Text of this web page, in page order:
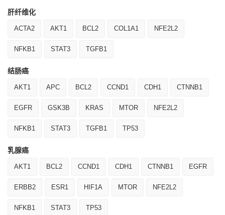
肝纤维化
ACTA2 AKT1 BCL2 COL1A1 NFE2L2
NFKB1 STAT3 TGFB1
结肠癌
AKT1 APC BCL2 CCND1 CDH1 CTNNB1
EGFR GSK3B KRAS MTOR NFE2L2
NFKB1 STAT3 TGFB1 TP53
乳腺癌
AKT1 BCL2 CCND1 CDH1 CTNNB1 EGFR
ERBB2 ESR1 HIF1A MTOR NFE2L2
NFKB1 STAT3 TP53